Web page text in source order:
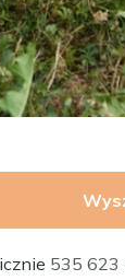
535 623